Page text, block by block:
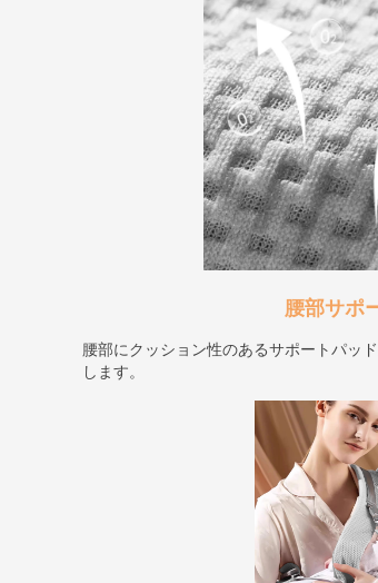
腰部サポ
腰部にクッション性のあるサポートパッ
します。